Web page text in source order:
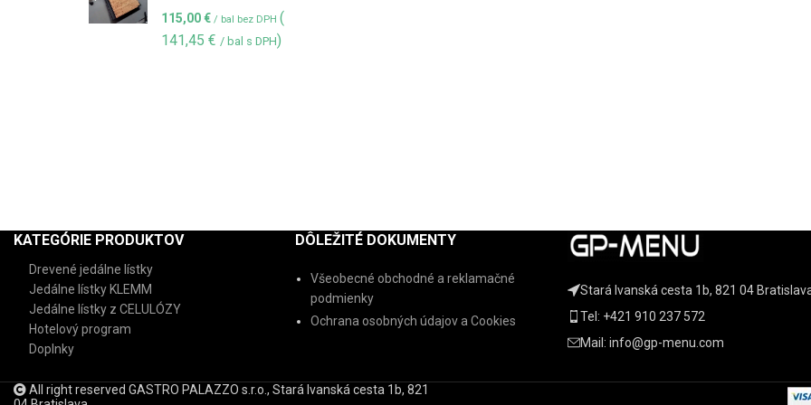
115,00€ / bal bez DPH (
141,45 € / bal s DPH)
KATEGÓRIE PRODUKTOV
Drevené jedálne lístky
Jedálne lístky KLEMM
Jedálne lístky z CELULÓZY
Hotelový program
Doplnky
DÔLEŽITÉ DOKUMENTY
Všeobecné obchodné a reklamačné
podmienky
Ochrana osobných údajov a Cookies
Stará Ivanská cesta 1b, 821 04
Tel: +421 910 237 572
Mail: info@gp-menu.com
All right reserved GASTRO PALAZZO s.r.o., Stará Ivanská cesta 1b, 821